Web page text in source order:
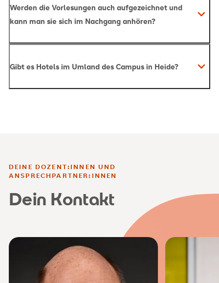
Werden die Vorlesungen auch aufgezeichnet und
kann man sie sich im Nachgang anhören?
Gibt es Hotels im Umland des Campus in Heide?
DEINE DOZENT:INNEN UND
ANSPRECHPARTNER:INNEN
Dein Kontakt